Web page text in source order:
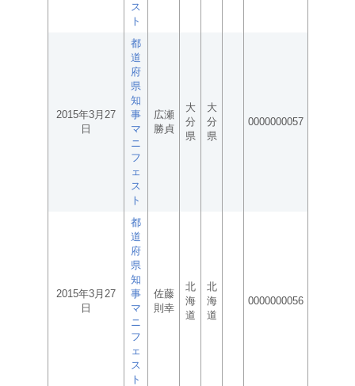
ス
ト
2015年3月27
日
都
道
府
県
知
事
マ
ニ
フ
ェ
ス
ト
広瀬
勝貞
大
分
県
大
分
県
0000000057
2015年3月27
日
都
道
府
県
知
事
マ
ニ
フ
ェ
ス
ト
佐藤
則幸
北
海
道
北
海
道
0000000056